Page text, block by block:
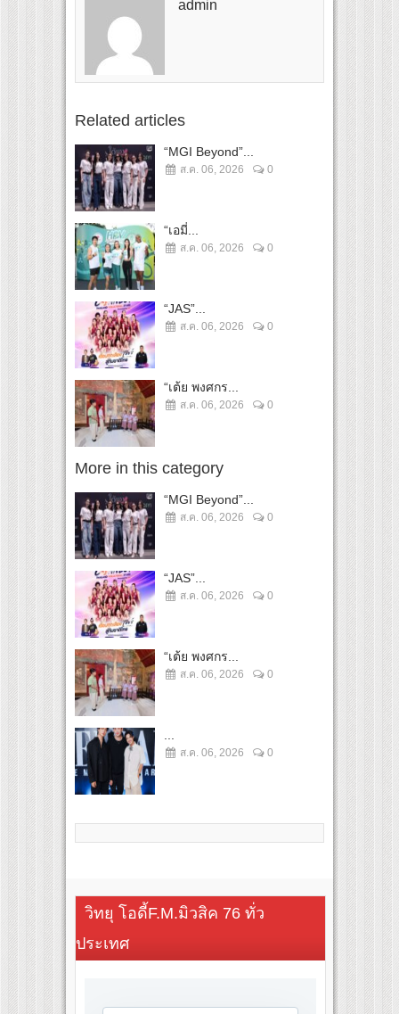
admin
Related articles
“MGI Beyond”...
ส.ค. 06, 2026 0
“เอมี่...
ส.ค. 06, 2026 0
“JAS”...
ส.ค. 06, 2026 0
“เต้ย พงศกร...
ส.ค. 06, 2026 0
More in this category
“MGI Beyond”...
ส.ค. 06, 2026 0
“JAS”...
ส.ค. 06, 2026 0
“เต้ย พงศกร...
ส.ค. 06, 2026 0
ส.ค. 06, 2026 0
วิทยุ โอดี้F.M.มิวสิค 76 ทั่ว
ประเทศ